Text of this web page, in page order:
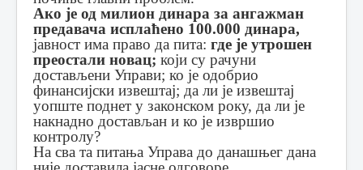
Ако је од милион динара за ангажман
предавача исплаћено 100.000 динара,
јавност има право да пита: где је утрошен
преостали новац; који су рачуни
достављени Управи; ко је одобрио
финансијски извештај; да ли је извештај
уопште поднет у законском року, да ли је
накнадно достављан и ко је извршио
контролу?
На сва та питања Управа до данашњег дана